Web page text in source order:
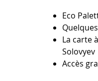
Eco
La carte
Solovyev
Accès